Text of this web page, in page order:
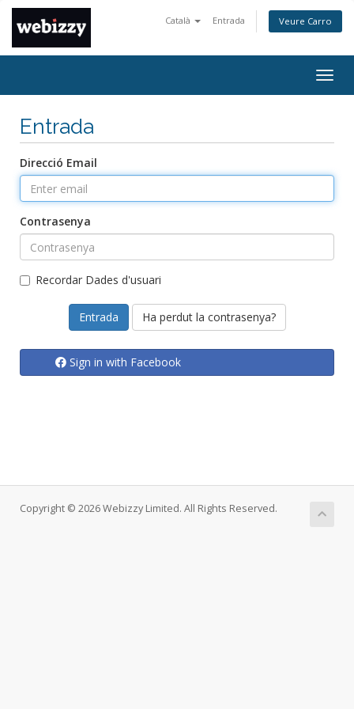
Català Entrada Veure Carro
Entrada
Direcció Email
Contrasenya
Recordar Dades d'usuari
Ha perdut la contrasenya?
Sign in with Facebook
Copyright © 2026 Webizzy Limited. All Rights Reserved.